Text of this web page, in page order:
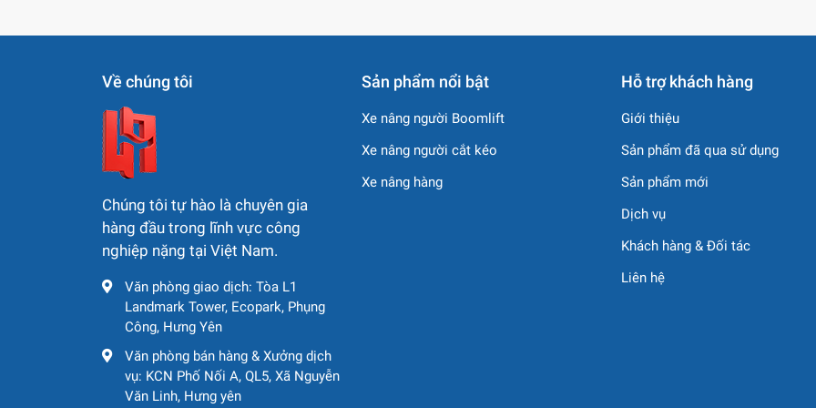
Tiết kiệm nhiên liệu & an toàn : Giao diện hiện đại, hệ thống rung & lái thông minh.
Phù hợp nhiều công trường : Từ đường nhựa, đường cấp phối tới san lấp nền.
Về chúng tôi
Chúng tôi tự hào là chuyên gia
hàng đầu trong lĩnh vực công
nghiệp nặng tại Việt Nam.
Văn phòng giao dịch: Tòa L1
Landmark Tower, Ecopark, Phụng
Công, Hưng Yên
Văn phòng bán hàng & Xưởng dịch
vụ: KCN Phố Nối A, QL5, Xã Nguyễn
Văn Linh, Hưng yên
Sản phẩm nổi bật
Xe nâng người Boomlift
Xe nâng người cắt kéo
Xe nâng hàng
Hỗ trợ khách hàng
Giới thiệu
Sản phẩm đã qua sử dụng
Sản phẩm mới
Dịch vụ
Khách hàng & Đối tác
Liên hệ